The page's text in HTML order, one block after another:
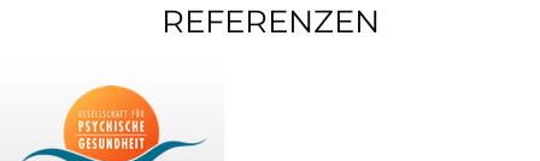
REFERENZEN